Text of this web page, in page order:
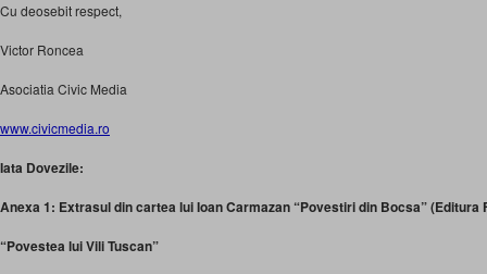
Cu deosebit respect,
Victor Roncea
Asociatia Civic Media
www.civicmedia.ro
Iata Dovezile:
Anexa 1: Extrasul din cartea lui Ioan Carmazan “Povestiri din Bocsa” (Editura
“Povestea lui Vili Tuscan”